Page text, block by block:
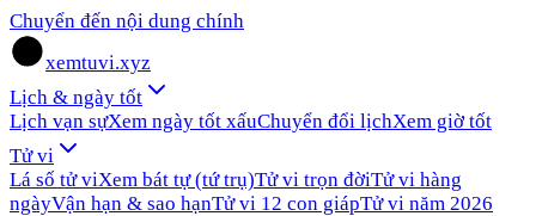
Chuyển đến nội dung chính
xemtuvi.xyz
Lịch & ngày tốt
Lịch vạn sựXem ngày tốt xấuChuyển đổi lịchXem giờ tốt
Tử vi
Lá số tử viXem bát tự (tứ trụ)Tử vi trọn đờiTử vi hàng
ngàyVận hạn & sao hạnTử vi 12 con giápTử vi năm 2026